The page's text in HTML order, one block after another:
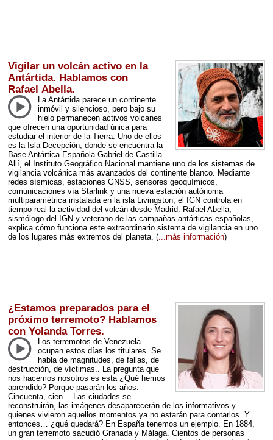
Vigilar un volcán activo en la
Antártida. Hablamos con
Rafael Abella.
La Antártida parece un continente
inmóvil y silencioso, pero bajo su
hielo permanecen activos volcanes
que ofrecen una oportunidad única para
estudiar el interior de la Tierra. Uno de ellos
es la Isla Decepción, donde se encuentra la
Base Antártica Española Gabriel de Castilla.
Allí, el Instituto Geográfico Nacional mantiene uno de los sistemas de
vigilancia volcánica más avanzados del continente blanco. Mediante
redes sísmicas, estaciones GNSS , sensores geoquímicos,
comunicaciones vía Starlink y una nueva estación autónoma
multiparamétrica instalada en la isla Livingston, el
IGN controla en
tiempo real la actividad del volcán desde Madrid. Rafael Abella,
sismólogo del
IGN y veterano de las campañas antárticas españolas,
explica cómo funciona este extraordinario sistema de vigilancia en uno
de los lugares más extremos del planeta. (...más información)
¿Estamos preparados para el
próximo terremoto? Hablamos
con Yolanda Torres.
Los terremotos de Venezuela
ocupan estos días los titulares. Se
habla de magnitudes, de fallas, de
destrucción, de víctimas.. La pregunta que
nos hacemos nosotros es esta ¿Qué hemos
aprendido? Porque pasarán los años.
Cincuenta, cien… Las ciudades se
reconstruirán, las imágenes desaparecerán de los informativos y
quienes vivieron aquellos momentos ya no estarán para contarlos. Y
entonces… ¿qué quedará? En España tenemos un ejemplo. En 1884,
un gran terremoto sacudió Granada y Málaga. Cientos de personas